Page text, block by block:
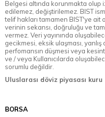
Belgesi altında korunmakta olup
edilemez, değiştirilemez. BIST
telif hakları tamamen BIST'ye ait
verinin sekansı, doğruluğu ve
vermez. Veri yayınında
gecikmesi, eksik ulaşması,
perfomansın düşmesi veya
ve / veya Kullanıcılarda
sorumlu değildir.
Uluslarası döviz piyasası kuru
BORSA